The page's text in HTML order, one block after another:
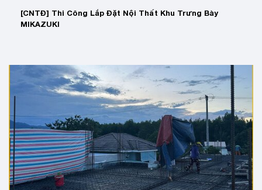
[CNTĐ] Thi Công Lắp Đặt Nội Thất Khu Trưng Bày
MIKAZUKI